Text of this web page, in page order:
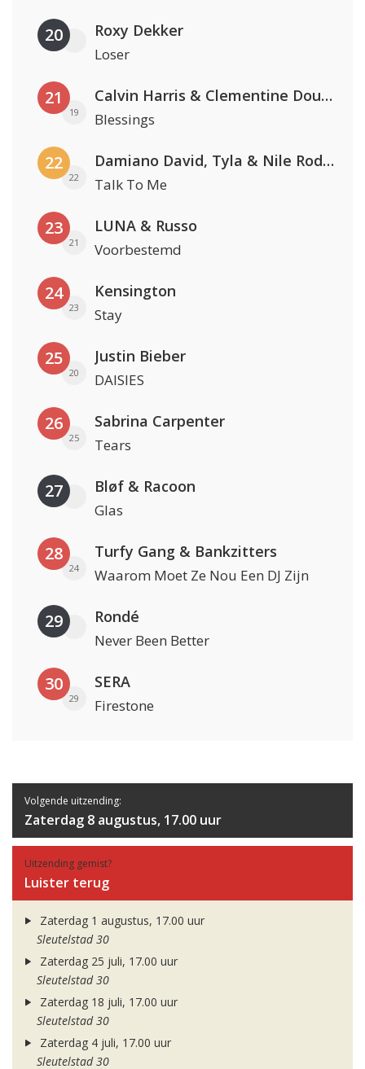
20 Roxy Dekker
Loser
21
19
Calvin Harris & Clementine Douglas
Blessings
22
22
Damiano David, Tyla & Nile Rodgers
Talk To Me
23
21
LUNA & Russo
Voorbestemd
24
23
Kensington
Stay
25
20
Justin Bieber
DAISIES
26
25
Sabrina Carpenter
Tears
27 Bløf & Racoon
Glas
28
24
Turfy Gang & Bankzitters
Waarom Moet Ze Nou Een DJ Zijn
29 Rondé
Never Been Better
30
29
SERA
Firestone
Volgende uitzending:
Zaterdag 8 augustus, 17.00 uur
Uitzending gemist?
Luister terug
Zaterdag 1 augustus, 17.00 uur
Sleutelstad 30
Zaterdag 25 juli, 17.00 uur
Sleutelstad 30
Zaterdag 18 juli, 17.00 uur
Sleutelstad 30
Zaterdag 4 juli, 17.00 uur
Sleutelstad 30